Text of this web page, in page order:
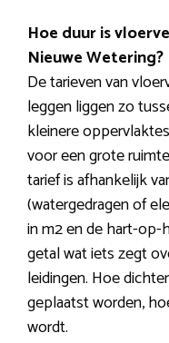
Hoe duur is
Nieuwe Wetering?
De tarieven van
leggen liggen zo
kleinere
voor een grote
tarief is afhankelijk
(watergedragen of
in m2 en de hart-op-
getal wat iets zegt
leidingen. Hoe
geplaatst worden,
wordt.